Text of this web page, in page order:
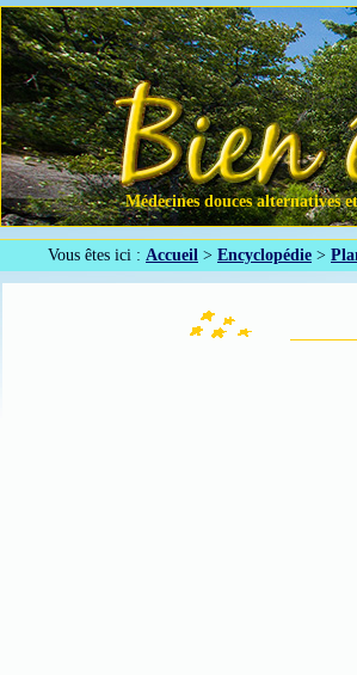
Médecines douces alternatives
Vous êtes ici : Accueil > Encyclopédie >